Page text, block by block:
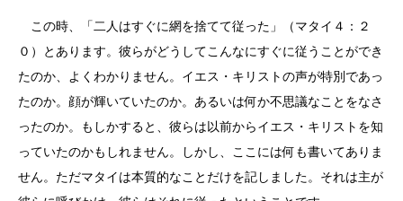
この時、「二人はすぐに網を捨てて従った」（マタイ４：２
０）とあります。彼らがどうしてこんなにすぐに従うことができ
たのか、よくわかりません。イエス・キリストの声が特別であっ
たのか。顔が輝いていたのか。あるいは何か不思議なことをなさ
ったのか。もしかすると、彼らは以前からイエス・キリストを知
っていたのかもしれません。しかし、ここには何も書いてありま
せん。ただマタイは本質的なことだけを記しました。それは主が